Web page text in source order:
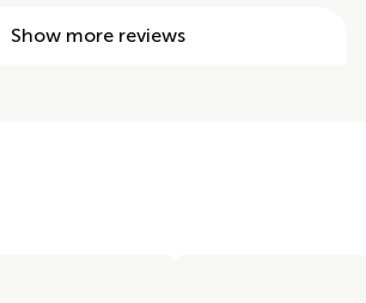
Show more reviews